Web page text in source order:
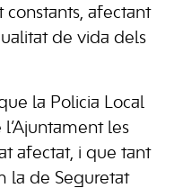
constants, afectant
de vida dels
la Policia Local
les
afectat, i que tant
la de Seguretat